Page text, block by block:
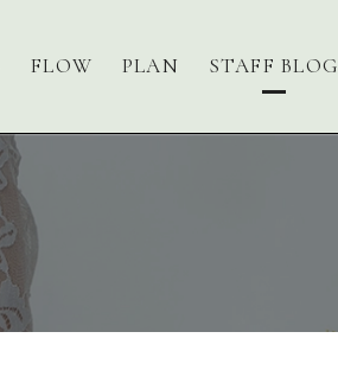
FLOW PLAN STAFF BLOG